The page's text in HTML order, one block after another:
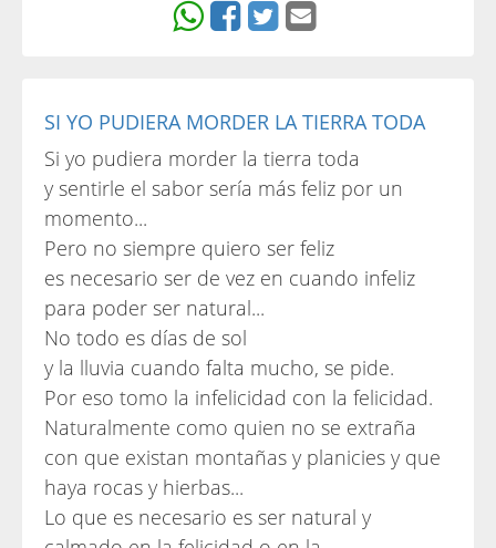
SI YO PUDIERA MORDER LA TIERRA TODA
Si yo pudiera morder la tierra toda
y sentirle el sabor sería más feliz por un
momento...
Pero no siempre quiero ser feliz
es necesario ser de vez en cuando infeliz
para poder ser natural...
No todo es días de sol
y la lluvia cuando falta mucho, se pide.
Por eso tomo la infelicidad con la felicidad.
Naturalmente como quien no se extraña
con que existan montañas y planicies y que
haya rocas y hierbas...
Lo que es necesario es ser natural y